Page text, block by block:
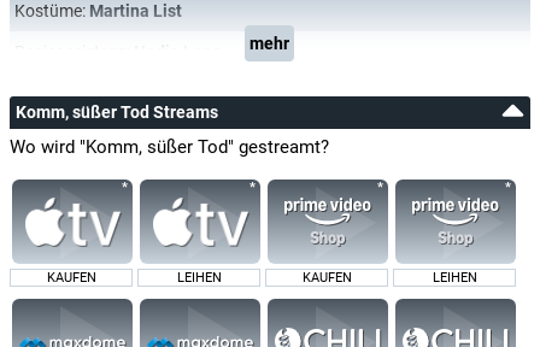
Kostüme: Martina List
mehr
Komm, süßer Tod Streams
Wo wird "Komm, süßer Tod" gestreamt?
KAUFEN LEIHEN KAUFEN LEIHEN